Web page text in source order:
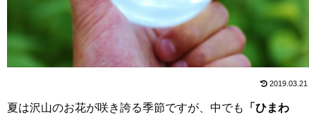
2019.03.21
夏は沢山のお花が咲き誇る季節ですが、中でも
「ひまわ